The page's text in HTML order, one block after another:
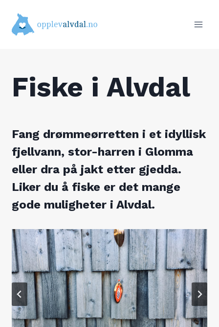
content
Fiske i Alvdal
Fang drømmeørretten i et idyllisk
fjellvann, stor-harren i Glomma
eller dra på jakt etter gjedda.
Liker du å fiske er det mange
gode muligheter i Alvdal.